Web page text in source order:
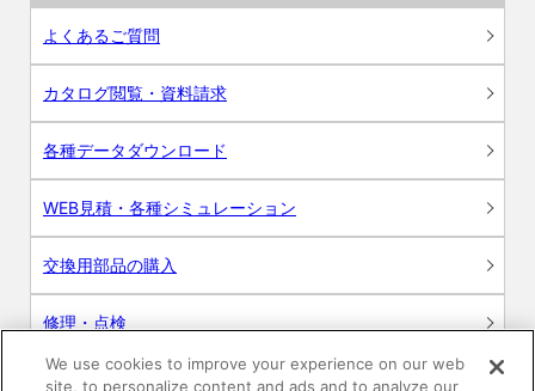
よくあるご質問
カタログ閲覧・資料請求
各種データダウンロード
WEB見積・各種シミュレーション
交換用部品の購入
修理・点検
お問い合わせ
We use cookies to improve your experience on our web
site, to personalize content and ads and to analyze our